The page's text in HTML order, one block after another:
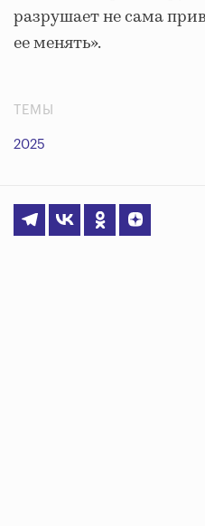
разрушает не сама
ее менять».
ТЕМЫ
2025